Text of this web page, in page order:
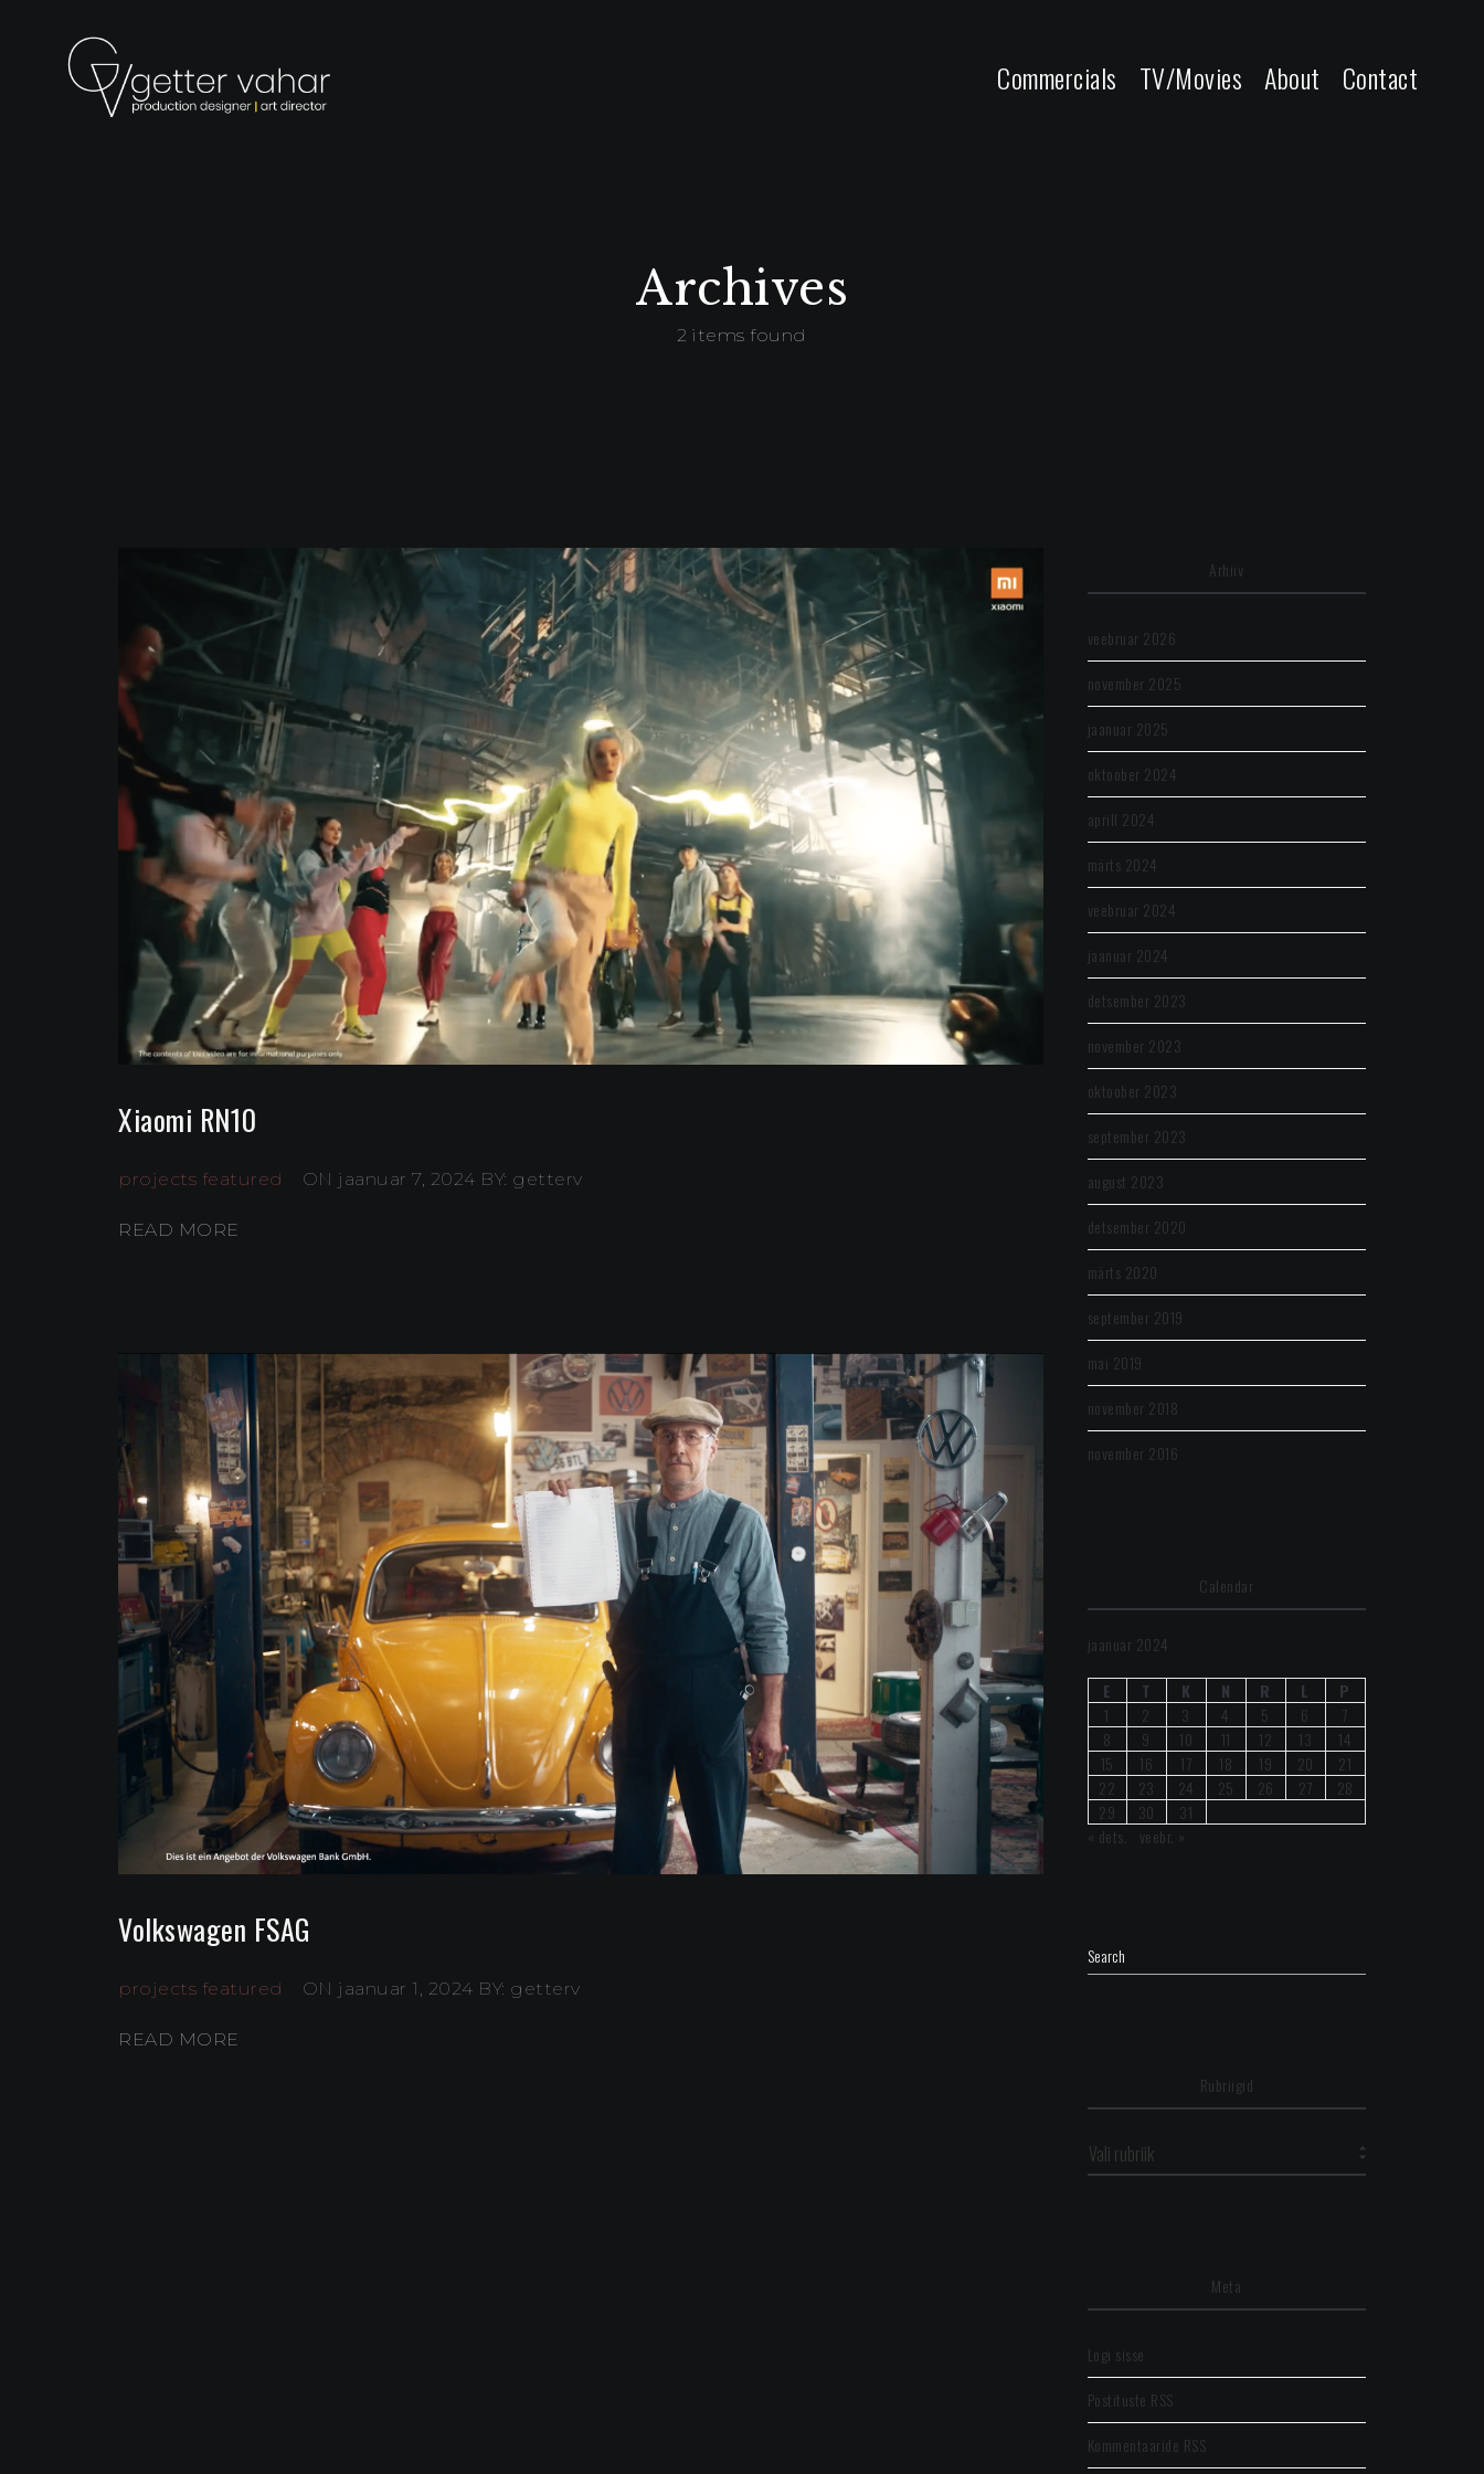
Commercials TV/Movies About Contact
Archives
2 items found
Xiaomi RN10
projects featured ON jaanuar 7, 2024 BY: getterv
READ MORE
Volkswagen FSAG
projects featured ON jaanuar 1, 2024 BY: getterv
READ MORE
Arhiiv
veebruar 2026
november 2025
jaanuar 2025
oktoober 2024
aprill 2024
märts 2024
veebruar 2024
jaanuar 2024
detsember 2023
november 2023
oktoober 2023
september 2023
august 2023
detsember 2020
märts 2020
september 2019
mai 2019
november 2018
november 2016
Calendar
jaanuar 2024
E
T K N R L
P
1
2 3 4 5 6
7
8
9 10 11 12 13
14
15
16 17 18 19 20
21
22
23 24 25 26 27
28
29
30
31
« dets.
veebr. »
Rubriigid
Meta
Logi sisse
Postituste RSS
Kommentaaride RSS